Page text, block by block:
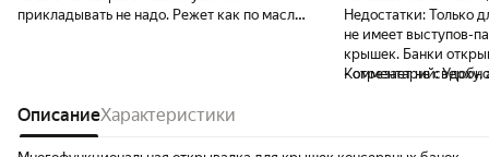
прикладывать не надо. Режет как по маслу.
Недостатки: Только
не имеет выступов-
крышек. Банки
- отрезает не сверху,
Комментарий:
ОписаниеХарактеристики